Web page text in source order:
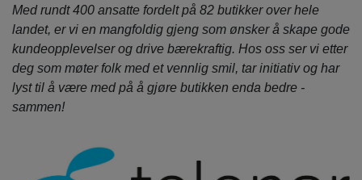
Med rundt 400 ansatte fordelt på 82 butikker over hele
landet, er vi en mangfoldig gjeng som ønsker å skape gode
kundeopplevelser og drive bærekraftig. Hos oss ser vi etter
deg som møter folk med et vennlig smil, tar initiativ og har
lyst til å være med på å gjøre butikken enda bedre -
sammen!